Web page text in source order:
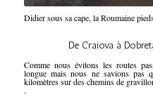
Didier sous sa cape, la Roumaine
De Craiova à
Comme nous évitons les routes
longue mais nous ne savions pas
kilomètres sur des chemins de
.